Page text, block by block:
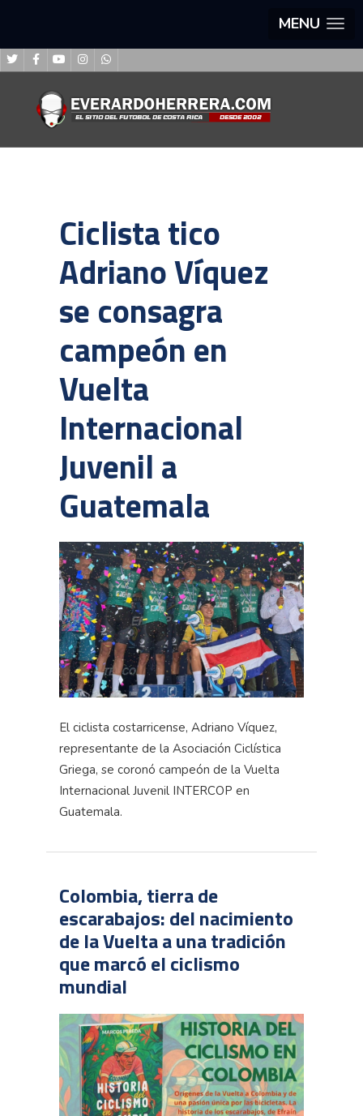
MENU
Ciclista tico
Adriano Víquez
se consagra
campeón en
Vuelta
Internacional
Juvenil a
Guatemala
El ciclista costarricense, Adriano Víquez,
representante de la Asociación Ciclística
Griega, se coronó campeón de la Vuelta
Internacional Juvenil INTERCOP en
Guatemala.
Colombia, tierra de
escarabajos: del nacimiento
de la Vuelta a una tradición
que marcó el ciclismo
mundial